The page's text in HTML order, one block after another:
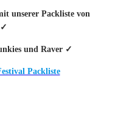
unserer Packliste von
✓
und Raver ✓
Packliste